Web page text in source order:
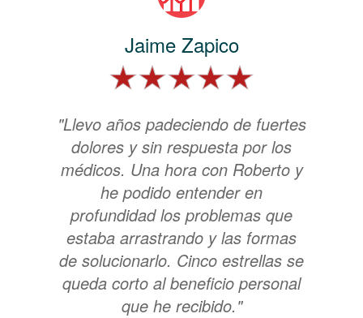
Jaime Zapico
"Llevo años padeciendo de fuertes
dolores y sin respuesta por los
médicos. Una hora con Roberto y
he podido entender en
profundidad los problemas que
estaba arrastrando y las formas
de solucionarlo. Cinco estrellas se
queda corto al beneficio personal
que he recibido."